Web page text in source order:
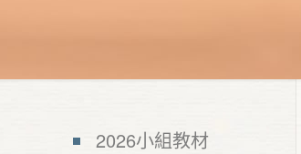
2026小組教材